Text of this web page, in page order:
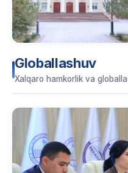
Globallashuv
Xalqaro hamkorlik va